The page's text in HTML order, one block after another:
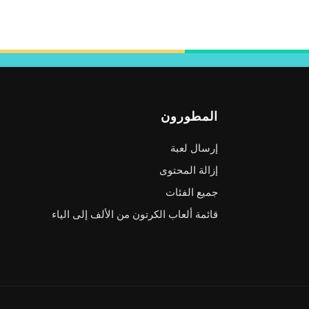
المطورون
إرسال لعبة
إزالة المحتوى
جميع الفئات
قائمة ألعاب الكرتون من الألف إلى الياء